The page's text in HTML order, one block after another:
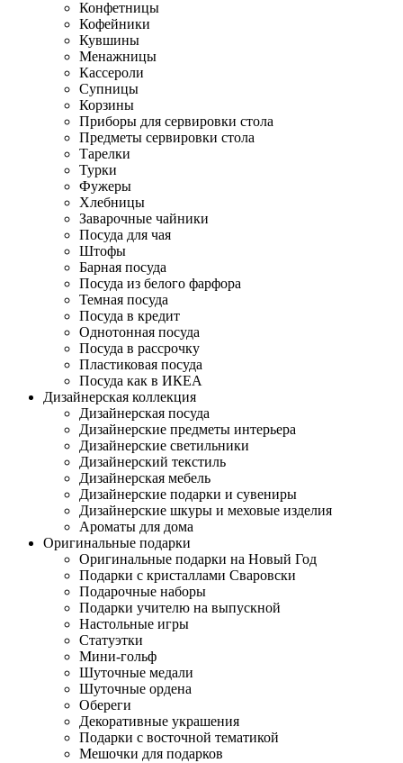
Конфетницы
Кофейники
Кувшины
Менажницы
Кассероли
Супницы
Корзины
Приборы для сервировки стола
Предметы сервировки стола
Тарелки
Турки
Фужеры
Хлебницы
Заварочные чайники
Посуда для чая
Штофы
Барная посуда
Посуда из белого фарфора
Темная посуда
Посуда в кредит
Однотонная посуда
Посуда в рассрочку
Пластиковая посуда
Посуда как в ИКЕА
Дизайнерская коллекция
Дизайнерская посуда
Дизайнерские предметы интерьера
Дизайнерские светильники
Дизайнерский текстиль
Дизайнерская мебель
Дизайнерские подарки и сувениры
Дизайнерские шкуры и меховые изделия
Ароматы для дома
Оригинальные подарки
Оригинальные подарки на Новый Год
Подарки с кристаллами Сваровски
Подарочные наборы
Подарки учителю на выпускной
Настольные игры
Статуэтки
Мини-гольф
Шуточные медали
Шуточные ордена
Обереги
Декоративные украшения
Подарки с восточной тематикой
Мешочки для подарков